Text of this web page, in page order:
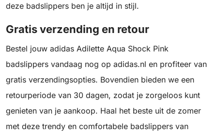
deze badslippers ben je altijd in stijl.
Gratis verzending en retour
Bestel jouw adidas Adilette Aqua Shock Pink
badslippers vandaag nog op adidas.nl en profiteer van
gratis verzendingsopties. Bovendien bieden we een
retourperiode van 30 dagen, zodat je zorgeloos kunt
genieten van je aankoop. Haal het beste uit de zomer
met deze trendy en comfortabele badslippers van